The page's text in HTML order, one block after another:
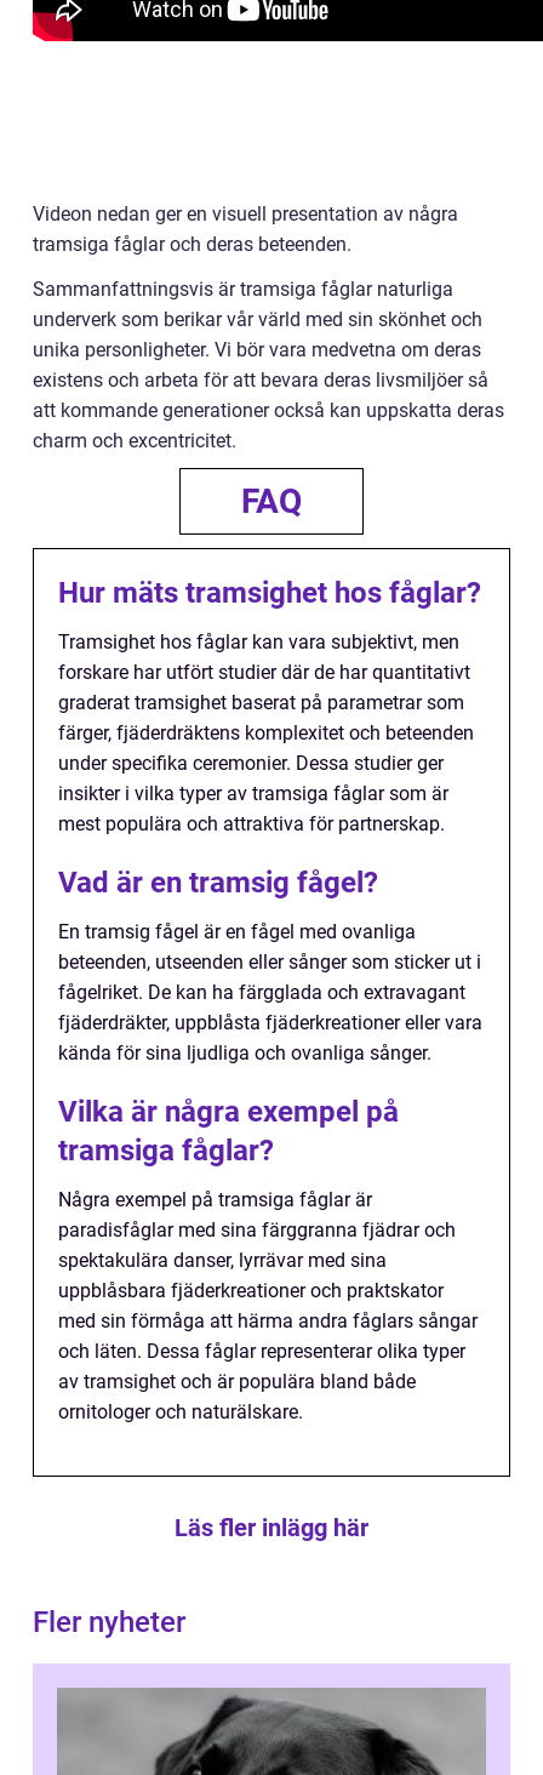
Videon nedan ger en visuell presentation av några
tramsiga fåglar och deras beteenden.
Sammanfattningsvis är tramsiga fåglar naturliga
underverk som berikar vår värld med sin skönhet och
unika personligheter. Vi bör vara medvetna om deras
existens och arbeta för att bevara deras livsmiljöer så
att kommande generationer också kan uppskatta deras
charm och excentricitet.
FAQ
Hur mäts tramsighet hos fåglar?
Tramsighet hos fåglar kan vara subjektivt, men
forskare har utfört studier där de har quantitativt
graderat tramsighet baserat på parametrar som
färger, fjäderdräktens komplexitet och beteenden
under specifika ceremonier. Dessa studier ger
insikter i vilka typer av tramsiga fåglar som är
mest populära och attraktiva för partnerskap.
Vad är en tramsig fågel?
En tramsig fågel är en fågel med ovanliga
beteenden, utseenden eller sånger som sticker ut i
fågelriket. De kan ha färgglada och extravagant
fjäderdräkter, uppblåsta fjäderkreationer eller vara
kända för sina ljudliga och ovanliga sånger.
Vilka är några exempel på
tramsiga fåglar?
Några exempel på tramsiga fåglar är
paradisfåglar med sina färggranna fjädrar och
spektakulära danser, lyrrävar med sina
uppblåsbara fjäderkreationer och praktskator
med sin förmåga att härma andra fåglars sångar
och läten. Dessa fåglar representerar olika typer
av tramsighet och är populära bland både
ornitologer och naturälskare.
Läs fler inlägg här
Fler nyheter